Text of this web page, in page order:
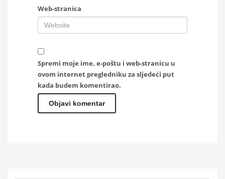
Web-stranica
Spremi moje ime, e-poštu i web-stranicu u
ovom internet pregledniku za sljedeći put
kada budem komentirao.